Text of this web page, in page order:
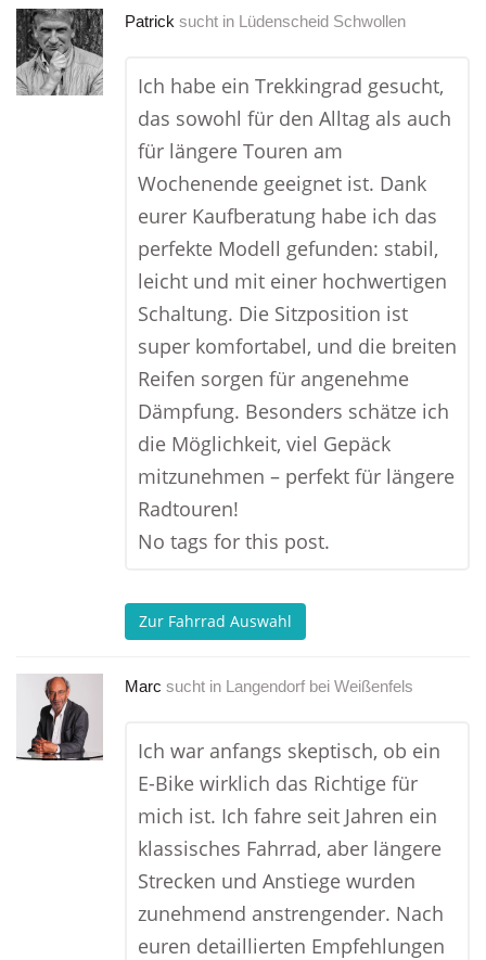
Patrick sucht in Lüdenscheid Schwollen
Ich habe ein Trekkingrad gesucht,
das sowohl für den Alltag als auch
für längere Touren am
Wochenende geeignet ist. Dank
eurer Kaufberatung habe ich das
perfekte Modell gefunden: stabil,
leicht und mit einer hochwertigen
Schaltung. Die Sitzposition ist
super komfortabel, und die breiten
Reifen sorgen für angenehme
Dämpfung. Besonders schätze ich
die Möglichkeit, viel Gepäck
mitzunehmen – perfekt für längere
Radtouren!
No tags for this post.
Zur Fahrrad Auswahl
Marc sucht in Langendorf bei Weißenfels
Ich war anfangs skeptisch, ob ein
E-Bike wirklich das Richtige für
mich ist. Ich fahre seit Jahren ein
klassisches Fahrrad, aber längere
Strecken und Anstiege wurden
zunehmend anstrengender. Nach
euren detaillierten Empfehlungen